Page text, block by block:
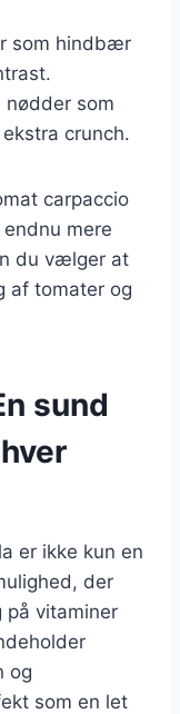
som hindbær
nødder som
crunch.
carpaccio
mere
du vælger at
af tomater og
sund
er ikke kun en
der
på vitaminer
og
som en let